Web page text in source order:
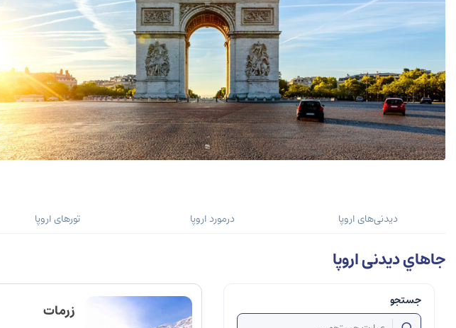
دیدنی‌های اروپا درمورد اروپا تورهای اروپا
جاهاي ديدنی اروپا
جستجو زرمات